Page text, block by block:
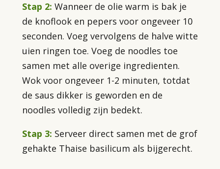
Stap 2: Wanneer de olie warm is bak je
de knoflook en pepers voor ongeveer 10
seconden. Voeg vervolgens de halve witte
uien ringen toe. Voeg de noodles toe
samen met alle overige ingredienten.
Wok voor ongeveer 1-2 minuten, totdat
de saus dikker is geworden en de
noodles volledig zijn bedekt.
Stap 3: Serveer direct samen met de grof
gehakte Thaise basilicum als bijgerecht.